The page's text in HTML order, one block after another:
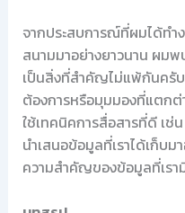
จากประสบการณ์ที่ผมได้ทำ
สนามมาอย่างยาวนาน ผม
เป็นสิ่งที่สำคัญไม่แพ้กันครับ
ต้องการหรือมุมมองที่แตกต่
ใช้เทคนิคการสื่อสารที่ดี เช่
นำเสนอข้อมูลที่เราได้เก็บม
ความสำคัญของข้อมูลที่เรา